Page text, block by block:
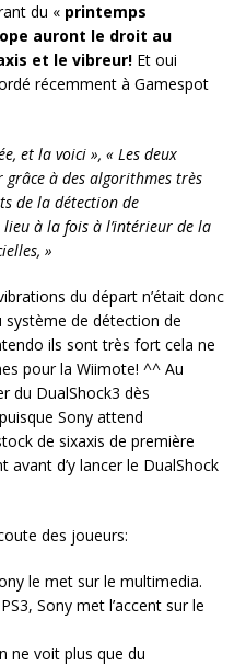
du « printemps
auront le droit au
et le vibreur! Et oui
récemment à Gamespot
et la voici », « Les deux
à des algorithmes très
de la détection de
à la fois à l’intérieur de la
»
du départ n’était donc
système de détection de
ils sont très fort cela ne
pour la Wiimote! ^^ Au
du DualShock3 dès
Sony attend
de sixaxis de première
d’y lancer le DualShock
des joueurs:
le met sur le multimedia.
Sony met l’accent sur le
ne voit plus que du